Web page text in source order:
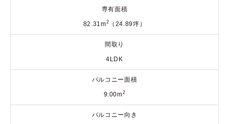
専有面積
82.31m2 （24.89坪）
間取り
4LDK
バルコニー面積
9.00m2
バルコニー向き